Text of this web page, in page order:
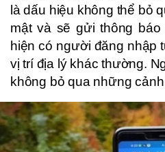
là dấu hiệu không thể bỏ
mật và sẽ gửi thông
hiện có người đăng nhập
vị trí địa lý khác thường.
không bỏ qua những